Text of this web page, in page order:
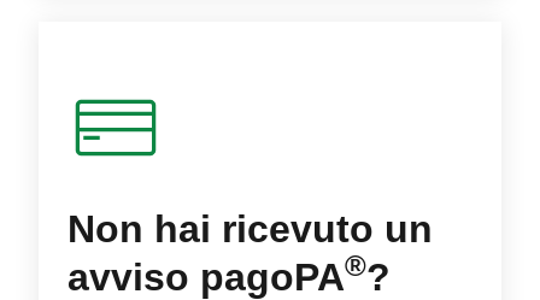
Non hai ricevuto un
avviso pagoPA®?